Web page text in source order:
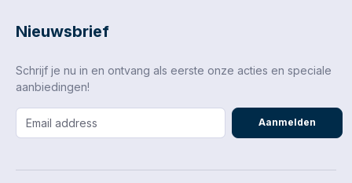
Nieuwsbrief
Schrijf je nu in en ontvang als eerste onze acties en speciale
aanbiedingen!
Aanmelden